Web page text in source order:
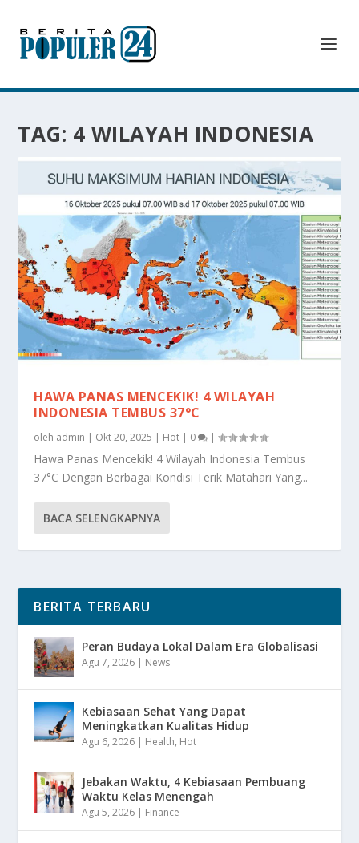
TAG: 4 WILAYAH INDONESIA
HAWA PANAS MENCEKIK! 4 WILAYAH
INDONESIA TEMBUS 37°C
oleh admin | Okt 20, 2025 | Hot | 0 |
Hawa Panas Mencekik! 4 Wilayah Indonesia Tembus
37°C Dengan Berbagai Kondisi Terik Matahari Yang...
BACA SELENGKAPNYA
BERITA TERBARU
Peran Budaya Lokal Dalam Era Globalisasi
Agu 7, 2026 | News
Kebiasaan Sehat Yang Dapat
Meningkatkan Kualitas Hidup
Agu 6, 2026 | Health, Hot
Jebakan Waktu, 4 Kebiasaan Pembuang
Waktu Kelas Menengah
Agu 5, 2026 | Finance